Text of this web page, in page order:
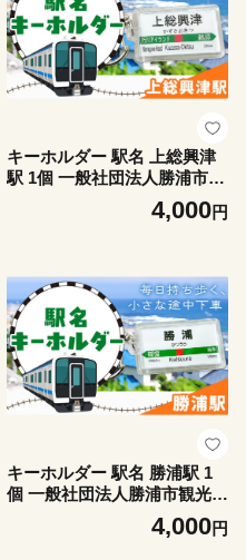
キーホルダー 駅名 上総興津
駅 1個 一般社団法人勝浦市観
光協会《30日以内に出荷予定
(土日祝除く)》千葉県 勝浦市
4,000円
キーホルダー 駅名 勝浦駅 1
個 一般社団法人勝浦市観光協
会《30日以内に出荷予定(土
日祝除く)》千葉県 勝浦市 雑
4,000円